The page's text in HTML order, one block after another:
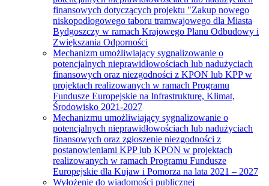
finansowych dotyczących projektu "Zakup nowego
niskopodłogowego taboru tramwajowego dla Miasta
Bydgoszczy w ramach Krajowego Planu Odbudowy i
Zwiększania Odporności
Mechanizm umożliwiający sygnalizowanie o
potencjalnych nieprawidłowościach lub nadużyciach
finansowych oraz niezgodności z KPON lub KPP w
projektach realizowanych w ramach Programu
Fundusze Europejskie na Infrastrukturę, Klimat,
Środowisko 2021-2027
Mechanizmu umożliwiający sygnalizowanie o
potencjalnych nieprawidłowościach lub nadużyciach
finansowych oraz zgłoszenie niezgodności z
postanowieniami KPP lub KPON w projektach
realizowanych w ramach Programu Fundusze
Europejskie dla Kujaw i Pomorza na lata 2021 – 2027
Wyłożenie do wiadomości publicznej